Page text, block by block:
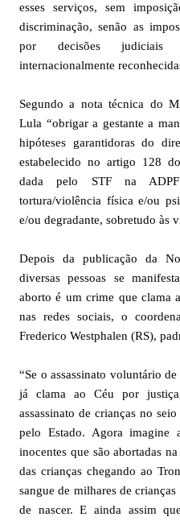
esses serviços, sem
discriminação, senão as
por decisões judiciais
internacionalmente
Segundo a nota técnica do
Lula “obrigar a gestante a
hipóteses garantidoras do
estabelecido no artigo 128
dada pelo STF na
tortura/violência física e/ou
e/ou degradante, sobretudo às
Depois da publicação da
diversas pessoas se
aborto é um crime que clama
nas redes sociais, o
Frederico Westphalen (RS),
“Se o assassinato voluntário
já clama ao Céu por
assassinato de crianças no
pelo Estado. Agora
inocentes que são abortadas
das crianças chegando ao
sangue de milhares de
de nascer. E ainda assim